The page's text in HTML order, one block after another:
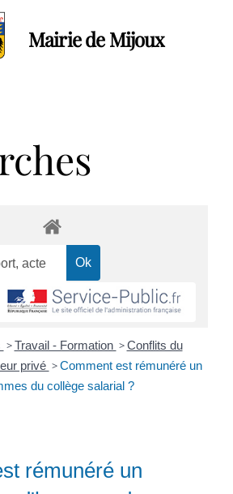
Mairie de Mijoux
> Travail - Formation > Conflits du
privé > Comment est rémunéré un
du collège salarial ?
rémunéré un